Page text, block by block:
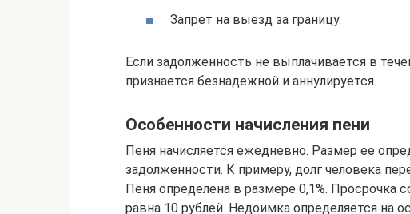
Запрет на выезд за границу.
Если задолженность не выплачивается в
признается безнадежной и аннулируется.
Особенности начисления пени
Пеня начисляется ежедневно. Размер ее
задолженности. К примеру, долг человека
Пеня определена в размере 0,1%. Просрочка
равна 10 рублей. Недоимка определяется на